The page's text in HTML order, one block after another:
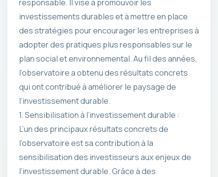
responsable. Il vise à promouvoir les
investissements durables et à mettre en place
des stratégies pour encourager les entreprises à
adopter des pratiques plus responsables sur le
plan social et environnemental. Au fil des années,
l’observatoire a obtenu des résultats concrets
qui ont contribué à améliorer le paysage de
l’investissement durable.
1. Sensibilisation à l’investissement durable :
L’un des principaux résultats concrets de
l’observatoire est sa contribution à la
sensibilisation des investisseurs aux enjeux de
l’investissement durable. Grâce à des